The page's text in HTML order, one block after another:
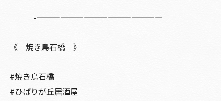
-————————————————
《 焼き鳥石橋 》
#焼き鳥石橋
#ひばりが丘居酒屋